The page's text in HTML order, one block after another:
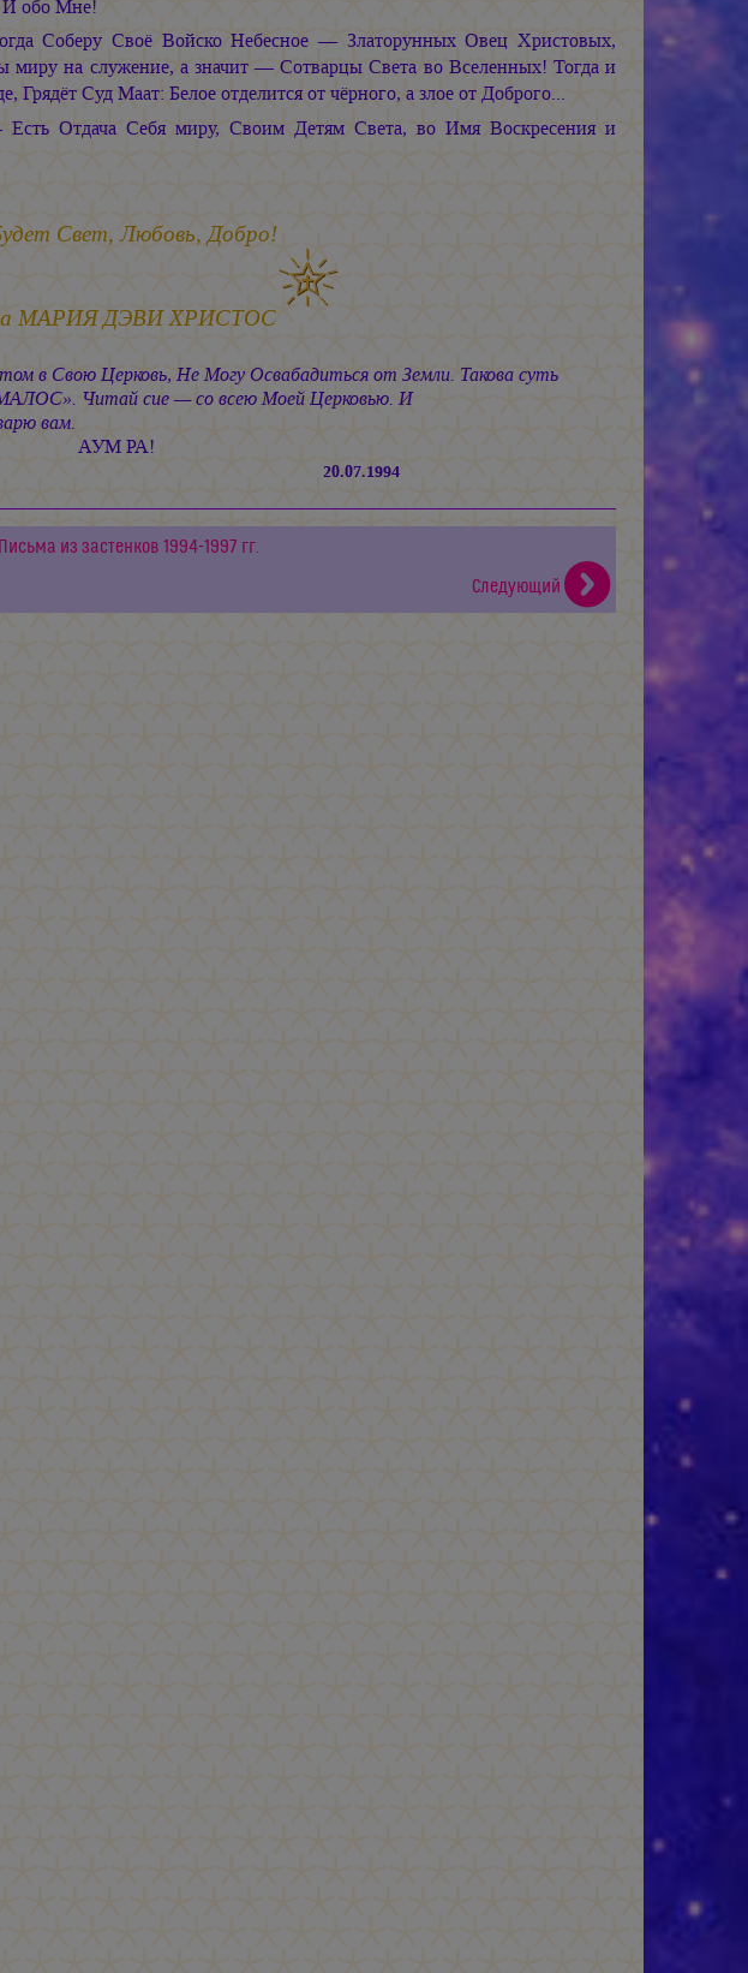
И обо Мне!
Соберу Своё Войско Небесное — Златорунных Овец Христовых,
миру на служение, а значит — Сотварцы Света во Вселенных! Тогда и
Суд Маат: Белое отделится от чёрного, а злое от Доброго...
Отдача Себя миру, Своим Детям Света, во Имя Воскресения и
Свет, Любовь, Добро!
МАРИЯ ДЭВИ ХРИСТОС
в Свою Церковь, Не Могу Освабадиться от Земли. Такова суть
Читай сие — со всею Моей Церковью. И
вам.
АУМ РА!
20.07.1994
Письма из застенков 1994-1997 гг.
Следующий